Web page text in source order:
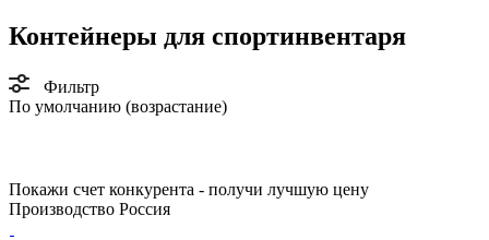
Контейнеры для спортинвентаря
Фильтр
По умолчанию (возрастание)
Покажи счет конкурента - получи лучшую цену
Производство Россия